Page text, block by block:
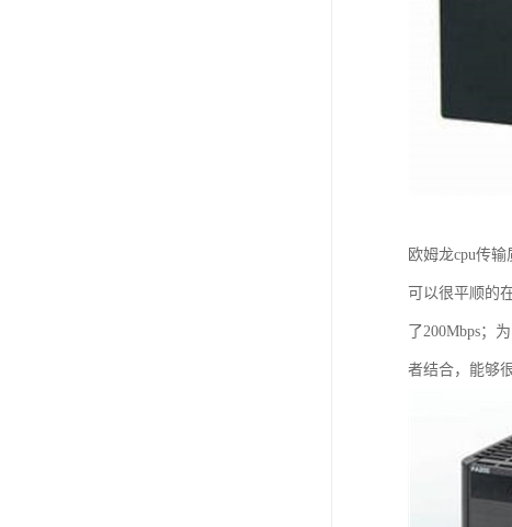
欧姆龙cpu传
可以很平顺的
了200Mbps；
者结合，能够